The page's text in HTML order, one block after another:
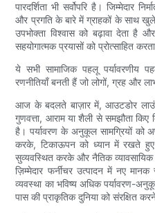
पारदर्शिता भी सर्वोपरि है। जिम्मेदार
और प्रगति के बारे में ग्राहकों के साथ
उपभोक्ता विश्वास को बढ़ावा देता है
सहयोगात्मक प्रयासों को प्रोत्साहित
ये सभी सामाजिक पहलू पर्यावरणीय
रणनीतियाँ बनती हैं जो लोगों, ग्रह और
आज के बदलते बाज़ार में, आउटडोर
गुणवत्ता, आराम या शैली से समझौता किए
है। पर्यावरण के अनुकूल सामग्रियों को
करके, टिकाऊपन को ध्यान में रखते
सुव्यवस्थित करके और नैतिक
ज़िम्मेदार फर्नीचर उत्पादन में नए
व्यवस्था का भविष्य अधिक पर्यावरण-
पास की प्राकृतिक दुनिया को संरक्षित करने